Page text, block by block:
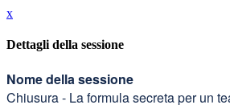
x
Dettagli della sessione
Nome della sessione
Chiusura - La formula secreta per un